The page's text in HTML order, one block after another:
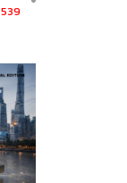
539